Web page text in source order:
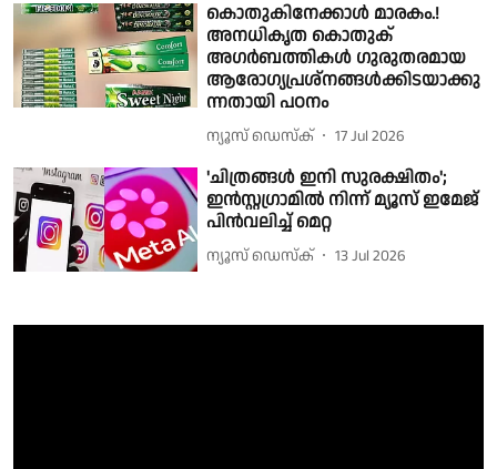
കൊതുകിനേക്കാൾ മാരകം.!
അനധികൃത കൊതുക്
അഗർബത്തികൾ ഗുരുതരമായ
ആരോഗ്യപ്രശ്നങ്ങൾക്കിടയാക്കു
ന്നതായി പഠനം
ന്യൂസ് ഡെസ്ക് 17 Jul 2026
'ചിത്രങ്ങൾ ഇനി സുരക്ഷിതം';
ഇൻസ്റ്റഗ്രാമിൽ നിന്ന് മ്യൂസ് ഇമേജ്
പിൻവലിച്ച് മെറ്റ
ന്യൂസ് ഡെസ്ക് 13 Jul 2026